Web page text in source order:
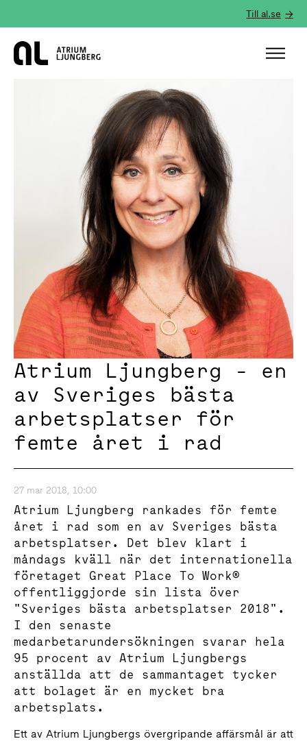
Till al.se
Hem
Atrium Ljungberg - en
av Sveriges bästa
arbetsplatser för
femte året i rad
27 mar 2018, 10:00
Atrium Ljungberg rankades för femte
året i rad som en av Sveriges bästa
arbetsplatser. Det blev klart i
måndags kväll när det internationella
företaget Great Place To Work®
offentliggjorde sin lista över
"Sveriges bästa arbetsplatser 2018".
I den senaste
medarbetarundersökningen svarar hela
95 procent av Atrium Ljungbergs
anställda att de sammantaget tycker
att bolaget är en mycket bra
arbetsplats.
Ett av Atrium Ljungbergs övergripande affärsmål är att